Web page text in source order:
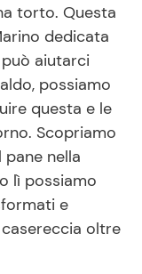
Facili e Veloci
Feste
per Bambini
torto. Questa
dedicata
aiutarci
possiamo
questa e le
Scopriamo
nella
lì possiamo
e
oltre